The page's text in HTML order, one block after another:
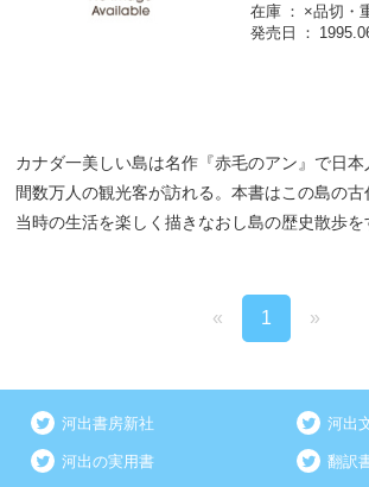
在庫
×品切・
発売日
カナダ一美しい島は名作『赤毛のアン』で日
間数万人の観光客が訪れる。本書はこの島の
当時の生活を楽しく描きなおし島の歴史散歩を
« 1 »
河出書房新社 河出
河出の実用書 翻訳